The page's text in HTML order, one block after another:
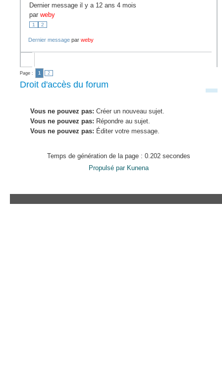
Dernier message il y a 12 ans 4 mois
par weby
1 2
Dernier message parweby
Page : 1 2
Droit d'accès du forum
Vous ne pouvez pas: Créer un nouveau sujet.
Vous ne pouvez pas: Répondre au sujet.
Vous ne pouvez pas: Éditer votre message.
Temps de génération de la page : 0.202 secondes
Propulsé par Kunena